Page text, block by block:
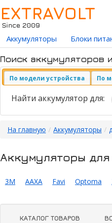
EXTRAVOLT
Since 2009
Аккумуляторы Блоки
Поиск аккумуляторов
По модели устройства По
Найти аккумулятор для:
На главную / Аккумуляторы /
Аккумуляторы
3M AAXA Favi Optoma
КАТАЛОГ ТОВАРОВ